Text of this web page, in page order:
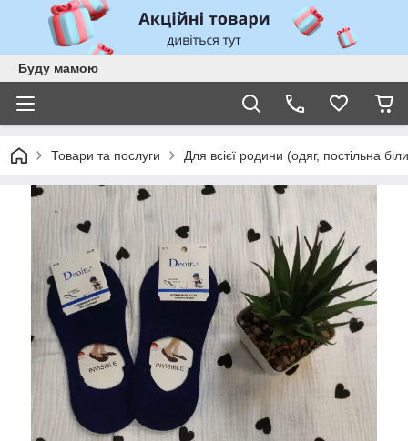
Буду мамою
Товари та послуги Для всієї родини (одяг, постільна